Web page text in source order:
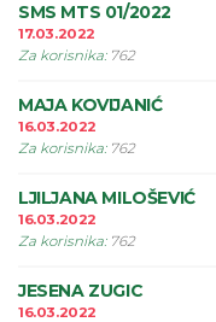
SMS MTS 01/2022
17.03.2022
Za korisnika: 762
MAJA KOVIJANIĆ
16.03.2022
Za korisnika: 762
LJILJANA MILOŠEVIĆ
16.03.2022
Za korisnika: 762
JESENA ZUGIC
16.03.2022